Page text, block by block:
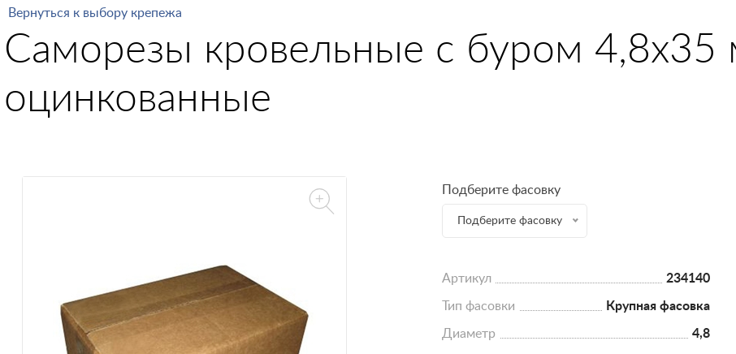
Вернуться к выбору крепежа
Саморезы кровельные с буром
оцинкованные
Подберите фасовку
Подберите фасовку
Артикул 234140
Тип фасовки Крупная фасовка
Диаметр 4,8